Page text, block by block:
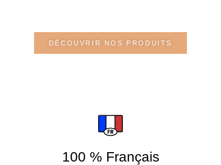
DÉCOUVRIR NOS PRODUITS
100 % Français